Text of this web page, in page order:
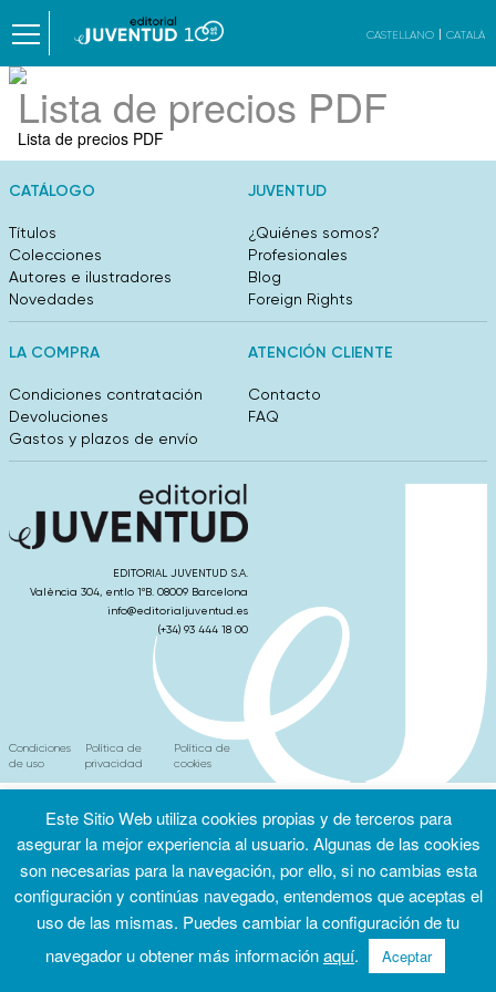
CASTELLANO CATALÀ
Lista de precios PDF
Lista de precios PDF
CATÁLOGO
Títulos
Colecciones
Autores e ilustradores
Novedades
JUVENTUD
¿Quiénes somos?
Profesionales
Blog
Foreign Rights
LA COMPRA
Condiciones contratación
Devoluciones
Gastos y plazos de envío
ATENCIÓN CLIENTE
Contacto
FAQ
EDITORIAL JUVENTUD S.A.
València 304, entlo 1ºB. 08009 Barcelona
info@editorialjuventud.es
(+34) 93 444 18 00
Condiciones
de uso
Política de
privacidad
Política de
cookies
Este Sitio Web utiliza cookies propias y de terceros para
asegurar la mejor experiencia al usuario. Algunas de las cookies
son necesarias para la navegación, por ello, si no cambias esta
configuración y continúas navegado, entendemos que aceptas el
uso de las mismas. Puedes cambiar la configuración de tu
navegador u obtener más informaciónaquí. Aceptar